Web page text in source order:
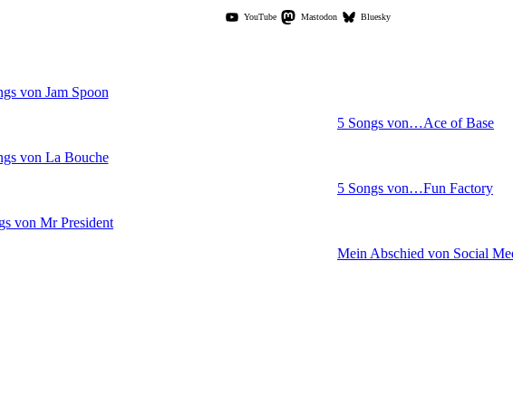
YouTube Mastodon Bluesky
5 Songs von…Ace of Base
5 Songs von…Fun Factory
Mein Abschied von Social